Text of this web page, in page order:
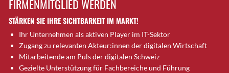
Brugg AG
Brütten
Bubendorf
Bubikon
Buchs (SG)
FIRMENMITGLIED WERDEN
STÄRKEN SIE IHRE SICHTBARKEIT IM MARKT!
Ihr Unternehmen als aktiven Player im IT-Sektor
Zugang zu relevanten Akteur:innen der digitalen Wirtschaft
Mitarbeitende am Puls der digitalen Schweiz
Gezielte Unterstützung für Fachbereiche und Führung